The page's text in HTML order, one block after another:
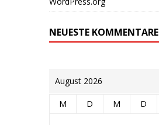
NEUESTE KOMMENTARE
August 2026
M D M D